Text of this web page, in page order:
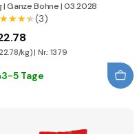
|Ganze Bohne|03.2028
(3)
kg) | Nr.: 1379
3-5 Tage